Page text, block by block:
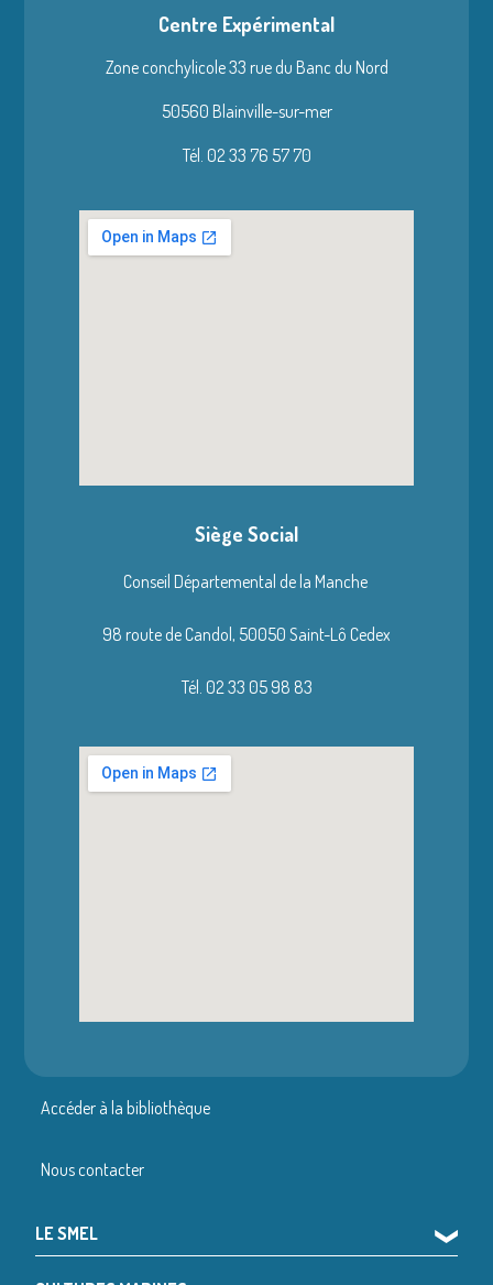
Centre Expérimental
Zone conchylicole 33 rue du Banc du Nord
50560 Blainville-sur-mer
Tél. 02 33 76 57 70
Siège Social
Conseil Départemental de la Manche
98 route de Candol, 50050 Saint-Lô Cedex
Tél. 02 33 05 98 83
Accéder à la bibliothèque
Nous contacter
LE SMEL ❯